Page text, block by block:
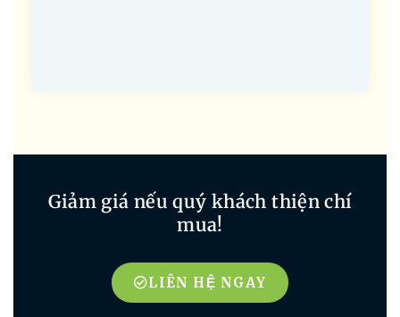
Giảm giá nếu quý khách thiện chí
mua!
LIÊN HỆ NGAY